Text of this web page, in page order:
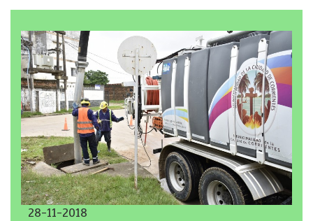
28-11-2018